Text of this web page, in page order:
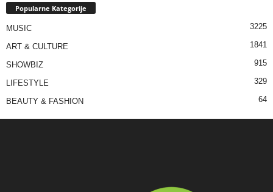
Popularne Kategorije
MUSIC 3225
ART & CULTURE 1841
SHOWBIZ 915
LIFESTYLE 329
BEAUTY & FASHION 64